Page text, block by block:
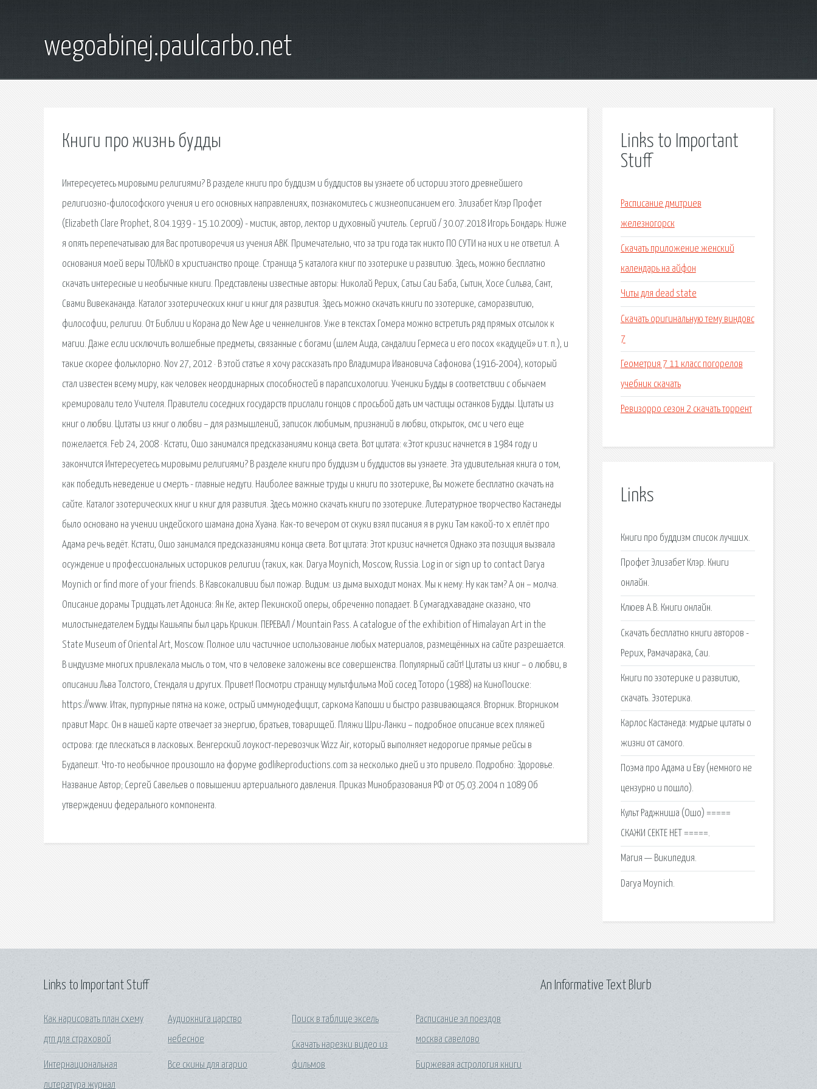
wegoabinej.paulcarbo.net
Книги про жизнь будды
Интересуетесь мировыми религиями? В разделе книги про буддизм и буддистов вы узнаете об истории этого древнейшего
религиозно-философского учения и его основных направлениях, познакомитесь с жизнеописанием его. Элизабет Клэр Профет
(Elizabeth Clare Prophet, 8.04.1939 - 15.10.2009) - мистик, автор, лектор и духовный учитель. Сергий / 30.07.2018 Игорь Бондарь: Ниже
я опять перепечатываю для Вас противоречия из учения АВК. Примечательно, что за три года так никто ПО СУТИ на них и не ответил. А
основания моей веры ТОЛЬКО в христианство проще. Страница 5 каталога книг по эзотерике и развитию. Здесь, можно бесплатно
скачать интересные и необычные книги. Представлены известные авторы: Николай Рерих, Сатьи Саи Баба, Сытин, Хосе Сильва, Сант,
Свами Вивекананда. Каталог эзотерических книг и книг для развития. Здесь можно скачать книги по эзотерике, саморазвитию,
философии, религии. От Библии и Корана до New Age и ченнелингов. Уже в текстах Гомера можно встретить ряд прямых отсылок к
магии. Даже если исключить волшебные предметы, связанные с богами (шлем Аида, сандалии Гермеса и его посох «кадуцей» и т. п.), и
такие скорее фольклорно. Nov 27, 2012 · В этой статье я хочу рассказать про Владимира Ивановича Сафонова (1916-2004), который
стал известен всему миру, как человек неординарных способностей в парапсихологии. Ученики Будды в соответствии с обычаем
кремировали тело Учителя. Правители соседних государств прислали гонцов с просьбой дать им частицы останков Будды. Цитаты из
книг о любви. Цитаты из книг о любви – для размышлений, записок любимым, признаний в любви, открыток, смс и чего еще
пожелается. Feb 24, 2008 · Кстати, Ошо занимался предсказаниями конца света. Вот цитата: «Этот кризис начнется в 1984 году и
закончится Интересуетесь мировыми религиями? В разделе книги про буддизм и буддистов вы узнаете. Эта удивительная книга о том,
как победить неведение и смерть - главные недуги. Наиболее важные труды и книги по эзотерике, Вы можете бесплатно скачать на
сайте. Каталог эзотерических книг и книг для развития. Здесь можно скачать книги по эзотерике. Литературное творчество Кастанеды
было основано на учении индейского шамана дона Хуана. Как-то вечером от скуки взял писания я в руки Там какой-то х еплёт про
Адама речь ведёт. Кстати, Ошо занимался предсказаниями конца света. Вот цитата: Этот кризис начнется Однако эта позиция вызвала
осуждение и профессиональных историков религии (таких, как. Darya Moynich, Moscow, Russia. Log in or sign up to contact Darya
Moynich or find more of your friends. В Кавсокаливии был пожар. Видим: из дыма выходит монах. Мы к нему: Ну как там? А он – молча.
Описание дорамы Тридцать лет Адониса: Ян Ке, актер Пекинской оперы, обреченно попадает. В Сумагадхавадане сказано, что
милостынедателем Будды Кашьяпы был царь Крикин. ПЕРЕВАЛ / Mountain Pass. A catalogue of the exhibition of Himalayan Art in the
State Museum of Oriental Art, Moscow. Полное или частичное использование любых материалов, размещённых на сайте разрешается.
В индуизме многих привлекала мысль о том, что в человеке заложены все совершенства. Популярный сайт! Цитаты из книг – о любви, в
описании Льва Толстого, Стендаля и других. Привет! Посмотри страницу мультфильма Мой сосед Тоторо (1988) на КиноПоиске:
https://www. Итак, пурпурные пятна на коже, острый иммунодефицит, саркома Капоши и быстро развивающаяся. Вторник. Вторником
правит Марс. Он в нашей карте отвечает за энергию, братьев, товарищей. Пляжи Шри-Ланки – подробное описание всех пляжей
острова: где плескаться в ласковых. Венгерский лоукост-перевозчик Wizz Air, который выполняет недорогие прямые рейсы в
Будапешт. Что-то необычное произошло на форуме godlikeproductions.com за несколько дней и это привело. Подробно: Здоровье.
Название Автор; Сергей Савельев о повышении артериального давления. Приказ Минобразования РФ от 05.03.2004 n 1089 Об
утверждении федерального компонента.
Links to Important
Stuff
Расписание дмитриев
железногорск
Скачать приложение женский
календарь на айфон
Читы для dead state
Скачать оригинальную тему виндовс
7
Геометрия 7 11 класс погорелов
учебник скачать
Ревизорро сезон 2 скачать торрент
Links
Книги про буддизм список лучших.
Профет Элизабет Клэр. Книги
онлайн.
Клюев А.В. Книги онлайн.
Cкачать бесплатно книги авторов -
Рерих, Рамачарака, Саи.
Книги по эзотерике и развитию,
скачать. Эзотерика.
Карлос Кастанеда: мудрые цитаты о
жизни от самого.
Поэма про Адама и Еву (немного не
цензурно и пошло).
Культ Раджниша (Ошо) =====
СКАЖИ СЕКТЕ НЕТ =====.
Магия — Википедия.
Darya Moynich.
Links to Important Stuff
Как нарисовать план схему
дтп для страховой
Интернациональная
литература журнал
Аудиокнига царство
небесное
Все скины для агарио
Поиск в таблице эксель
Скачать нарезки видео из
фильмов
Расписание эл поездов
москва савелово
Биржевая астрология книги
An Informative Text Blurb